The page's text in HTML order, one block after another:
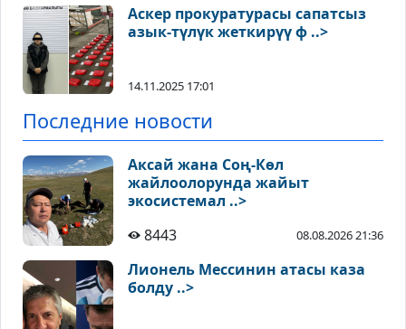
Аскер прокуратурасы сапатсыз
азык-түлүк жеткирүү ф ..>
14.11.2025 17:01
Последние новости
Аксай жана Соң-Көл
жайлоолорунда жайыт
экосистемал ..>
8443
08.08.2026 21:36
Лионель Мессинин атасы каза
болду ..>